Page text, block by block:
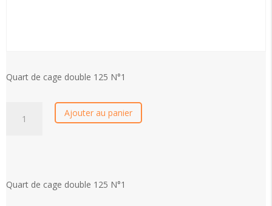
Quart de cage double 125 N°1
125
Ajouter au panier
Quart de cage double 125 N°1